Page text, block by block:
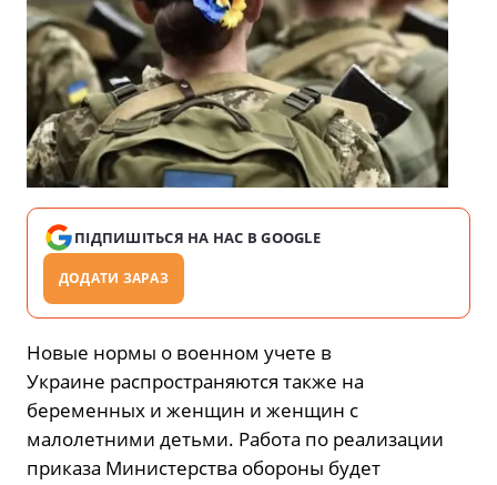
ПІДПИШІТЬСЯ НА НАС В GOOGLE
ДОДАТИ ЗАРАЗ
Новые нормы о военном учете в
Украине распространяются также на
беременных и женщин и женщин с
малолетними детьми. Работа по реализации
приказа Министерства обороны будет